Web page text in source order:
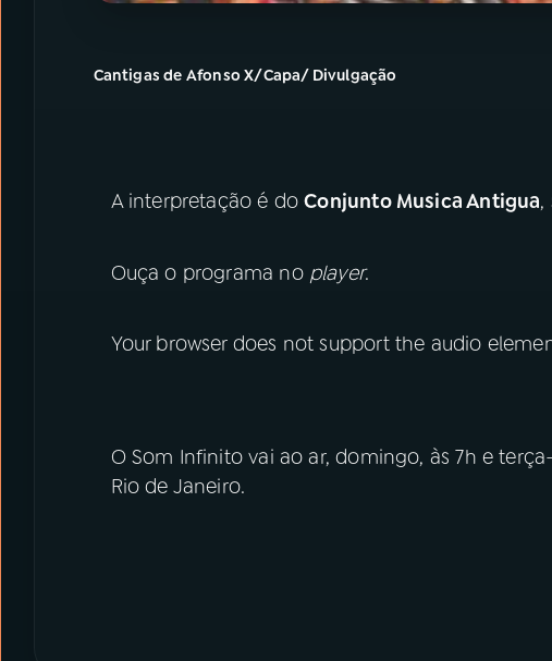
Cantigas de Afonso X/Capa/ Divulgação
A interpretação é doConjunto Musica Antigua,
Ouça o programa no player.
Your browser does not support the audio
O Som Infinito vai ao ar, domingo, às 7h e
Rio de Janeiro.